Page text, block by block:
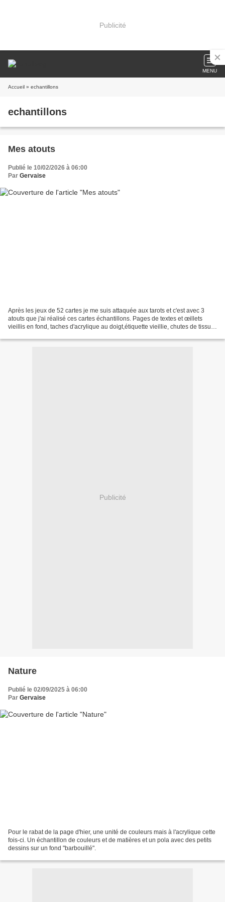
Publicité
MENU
Accueil » echantillons
echantillons
Mes atouts
Publié le 10/02/2026 à 06:00
Par Gervaise
Après les jeux de 52 cartes je me suis attaquée aux tarots et c'est avec 3
atouts que j'ai réalisé ces cartes échantillons. Pages de textes et œillets
vieillis en fond, taches d'acrylique au doigt,étiquette vieillie, chutes de tissus
Publicité
Nature
Publié le 02/09/2025 à 06:00
Par Gervaise
Pour le rabat de la page d'hier, une unité de couleurs mais à l'acrylique cette
fois-ci. Un échantillon de couleurs et de matières et un pola avec des petits
dessins sur un fond "barbouillé".